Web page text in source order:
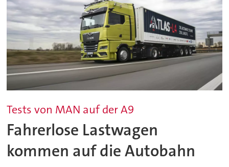
Tests von MAN auf der A9
Fahrerlose Lastwagen
kommen auf die Autobahn